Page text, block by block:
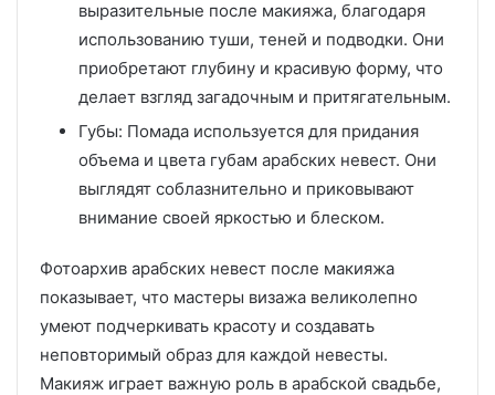
выразительные после макияжа, благодаря
использованию туши, теней и подводки. Они
приобретают глубину и красивую форму, что
делает взгляд загадочным и притягательным.
Губы: Помада используется для придания
объема и цвета губам арабских невест. Они
выглядят соблазнительно и приковывают
внимание своей яркостью и блеском.
Фотоархив арабских невест после макияжа
показывает, что мастеры визажа великолепно
умеют подчеркивать красоту и создавать
неповторимый образ для каждой невесты.
Макияж играет важную роль в арабской свадьбе,